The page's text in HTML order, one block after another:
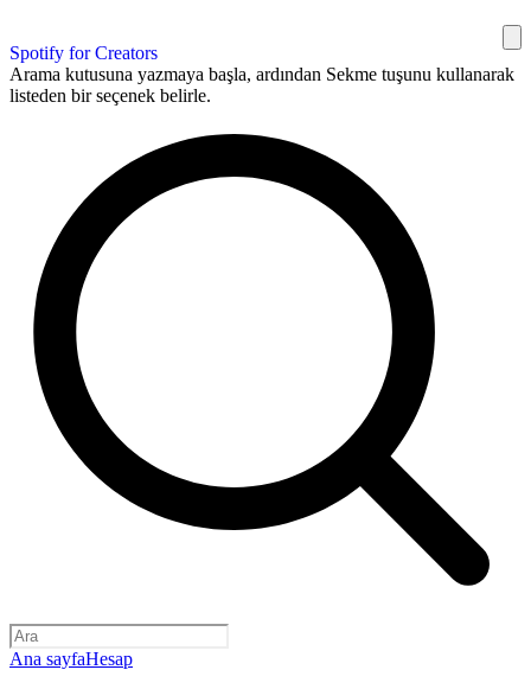
Spotify for Creators
Arama kutusuna yazmaya başla, ardından Sekme tuşunu kullanarak
listeden bir seçenek belirle.
Ana sayfaHesap